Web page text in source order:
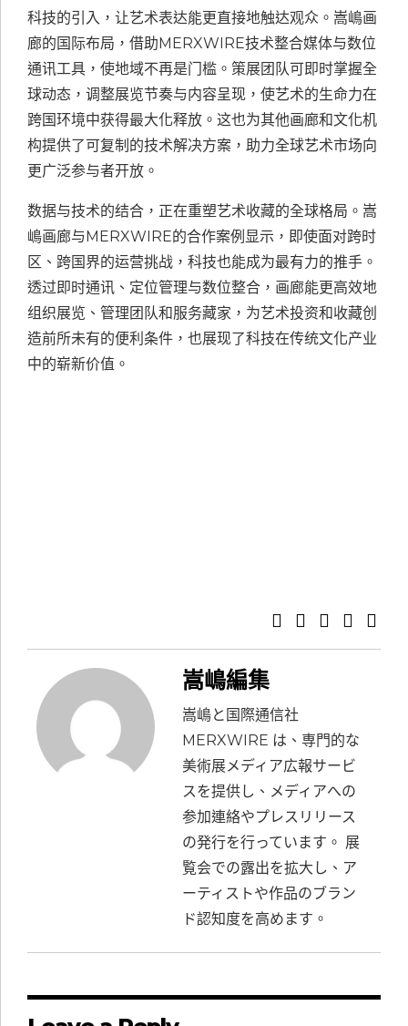
科技的引入，让艺术表达能更直接地触达观众。嵩嶋画
廊的国际布局，借助MERXWIRE技术整合媒体与数位
通讯工具，使地域不再是门槛。策展团队可即时掌握全
球动态，调整展览节奏与内容呈现，使艺术的生命力在
跨国环境中获得最大化释放。这也为其他画廊和文化机
构提供了可复制的技术解决方案，助力全球艺术市场向
更广泛参与者开放。
数据与技术的结合，正在重塑艺术收藏的全球格局。嵩
嶋画廊与MERXWIRE的合作案例显示，即使面对跨时
区、跨国界的运营挑战，科技也能成为最有力的推手。
透过即时通讯、定位管理与数位整合，画廊能更高效地
组织展览、管理团队和服务藏家，为艺术投资和收藏创
造前所未有的便利条件，也展现了科技在传统文化产业
中的崭新价值。
嵩嶋編集
嵩嶋と国際通信社
MERXWIRE は、専門的な
美術展メディア広報サービ
スを提供し、メディアへの
参加連絡やプレスリリース
の発行を行っています。 展
覧会での露出を拡大し、ア
ーティストや作品のブラン
ド認知度を高めます。